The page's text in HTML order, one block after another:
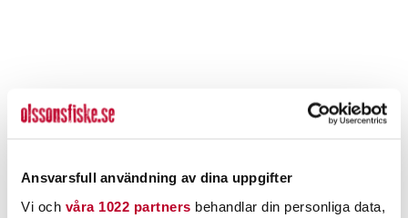
Ansvarsfull användning av dina uppgifter
Vi och våra 1022 partners behandlar din personliga data,